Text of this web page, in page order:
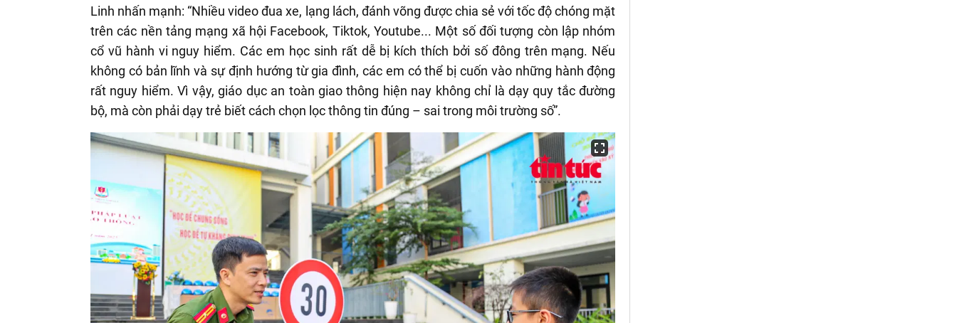
Linh nhấn mạnh: “Nhiều video đua xe, lạng lách, đánh võng được chia sẻ với tốc độ chóng mặt
trên các nền tảng mạng xã hội Facebook, Tiktok, Youtube... Một số đối tượng còn lập nhóm
cổ vũ hành vi nguy hiểm. Các em học sinh rất dễ bị kích thích bởi số đông trên mạng. Nếu
không có bản lĩnh và sự định hướng từ gia đình, các em có thể bị cuốn vào những hành động
rất nguy hiểm. Vì vậy, giáo dục an toàn giao thông hiện nay không chỉ là dạy quy tắc đường
bộ, mà còn phải dạy trẻ biết cách chọn lọc thông tin đúng – sai trong môi trường số”.